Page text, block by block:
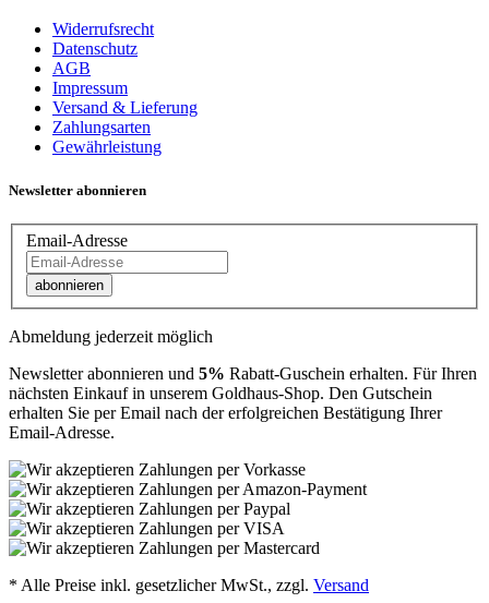
Widerrufsrecht
Datenschutz
AGB
Impressum
Versand & Lieferung
Zahlungsarten
Gewährleistung
Newsletter abonnieren
Email-Adresse
abonnieren
Abmeldung jederzeit möglich
Newsletter abonnieren und 5% Rabatt-Guschein erhalten. Für Ihren
nächsten Einkauf in unserem Goldhaus-Shop. Den Gutschein
erhalten Sie per Email nach der erfolgreichen Bestätigung Ihrer
Email-Adresse.
* Alle Preise inkl. gesetzlicher MwSt., zzgl. Versand